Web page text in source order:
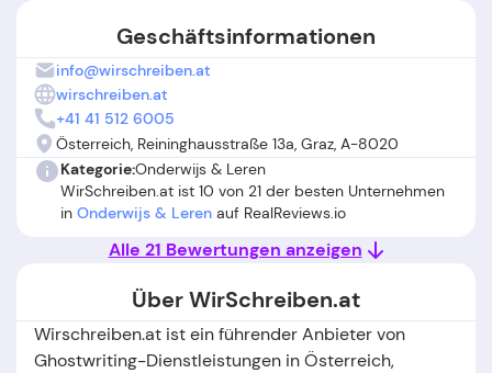
Geschäftsinformationen
info@wirschreiben.at
wirschreiben.at
+41 41 512 6005
Österreich, Reininghausstraße 13a, Graz, A-8020
Kategorie:Onderwijs & Leren
WirSchreiben.at ist 10 von 21 der besten Unternehmen
in Onderwijs & Leren auf RealReviews.io
Alle 21 Bewertungen anzeigen
Über WirSchreiben.at
Wirschreiben.at ist ein führender Anbieter von
Ghostwriting-Dienstleistungen in Österreich,